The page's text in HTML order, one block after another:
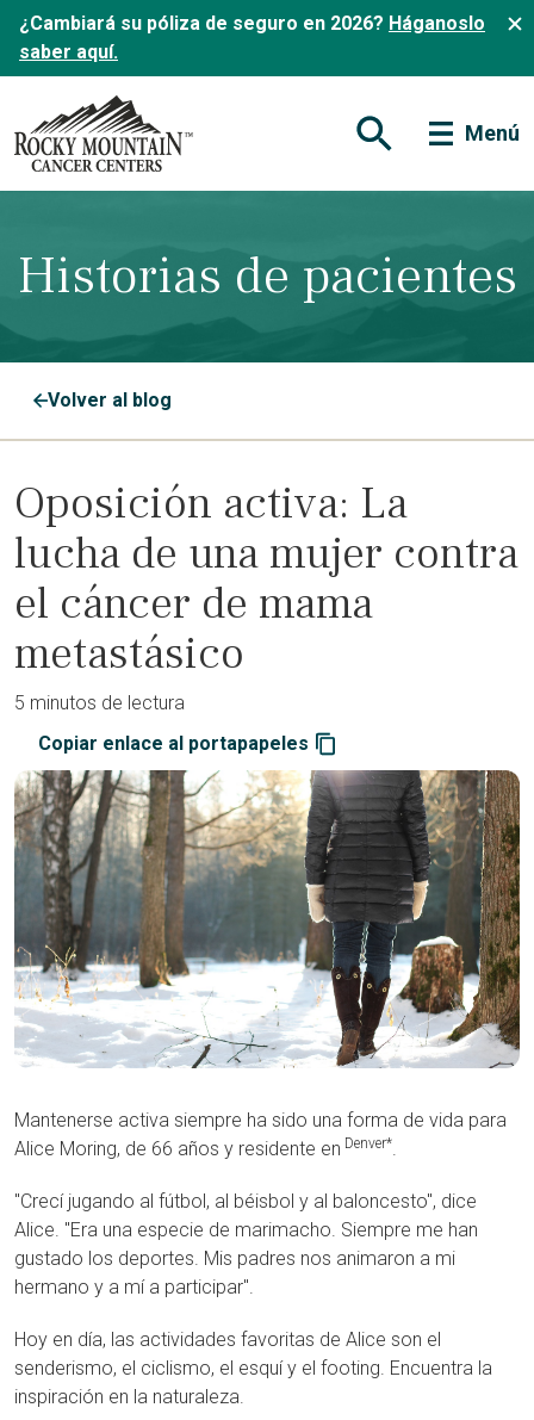
¿Cambiará su póliza de seguro en 2026? Háganoslo
saber aquí.
Abrir formulario de
Menú
Historias de pacientes
Volver al blog
Oposición activa: La
lucha de una mujer contra
el cáncer de mama
metastásico
5 minutos de lectura
Copiar enlace al portapapeles
Mantenerse activa siempre ha sido una forma de vida para
Alice Moring, de 66 años y residente en Denver*.
"Crecí jugando al fútbol, al béisbol y al baloncesto", dice
Alice. "Era una especie de marimacho. Siempre me han
gustado los deportes. Mis padres nos animaron a mi
hermano y a mí a participar".
Hoy en día, las actividades favoritas de Alice son el
senderismo, el ciclismo, el esquí y el footing. Encuentra la
inspiración en la naturaleza.